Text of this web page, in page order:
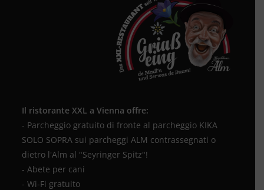
Il ristorante XXL a Vienna offre:
- Parcheggio gratuito di fronte al parcheggio KIKA
SOLO SOPRA sui parcheggi ALM contrassegnati o
dietro l'Alm al "Seyringer Spitz"!
- Abete per cani
- Wi-Fi gratuito